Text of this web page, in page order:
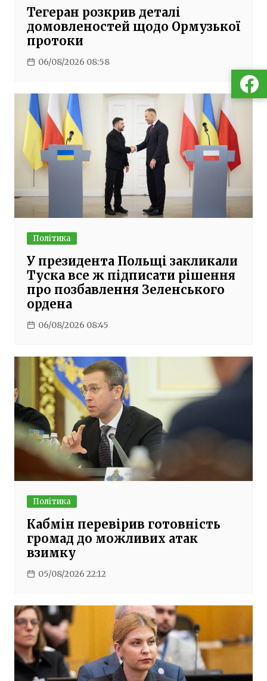
Тегеран розкрив деталі
домовленостей щодо Ормузької
протоки
06/08/2026 08:58
Політика
У президента Польщі закликали
Туска все ж підписати рішення
про позбавлення Зеленського
ордена
06/08/2026 08:45
Політика
Кабмін перевірив готовність
громад до можливих атак
взимку
05/08/2026 22:12